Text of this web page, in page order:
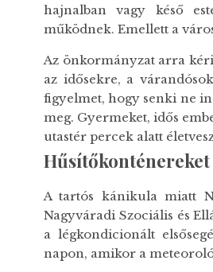
hajnalban vagy késő
működnek. Emellett a
Az önkormányzat arra
az idősekre, a
figyelmet, hogy senki ne
meg. Gyermeket, idős
utastér percek alatt
A tartós kánikula miatt
Nagyváradi Szociális és
a légkondicionált
napon, amikor a